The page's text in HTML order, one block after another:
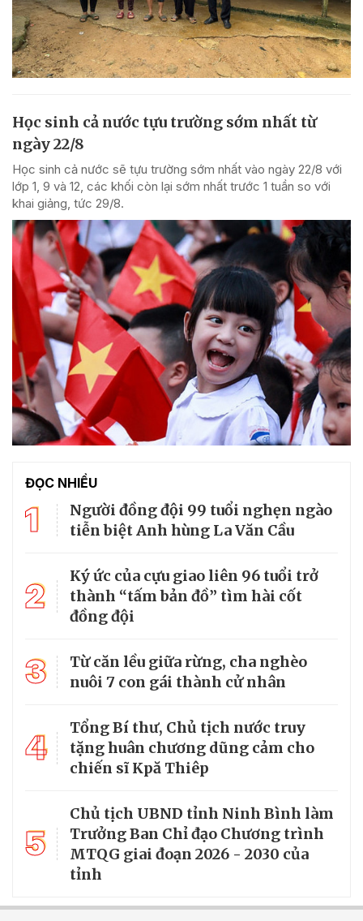
Học sinh cả nước tựu trường sớm nhất từ
ngày 22/8
Học sinh cả nước sẽ tựu trường sớm nhất vào ngày 22/8 với
lớp 1, 9 và 12, các khối còn lại sớm nhất trước 1 tuần so với
khai giảng, tức 29/8.
ĐỌC NHIỀU
1
Người đồng đội 99 tuổi nghẹn ngào
tiễn biệt Anh hùng La Văn Cầu
2
Ký ức của cựu giao liên 96 tuổi trở
thành “tấm bản đồ” tìm hài cốt
đồng đội
3
Từ căn lều giữa rừng, cha nghèo
nuôi 7 con gái thành cử nhân
4
Tổng Bí thư, Chủ tịch nước truy
tặng huân chương dũng cảm cho
chiến sĩ Kpă Thiêp
5
Chủ tịch UBND tỉnh Ninh Bình làm
Trưởng Ban Chỉ đạo Chương trình
MTQG giai đoạn 2026 - 2030 của
tỉnh